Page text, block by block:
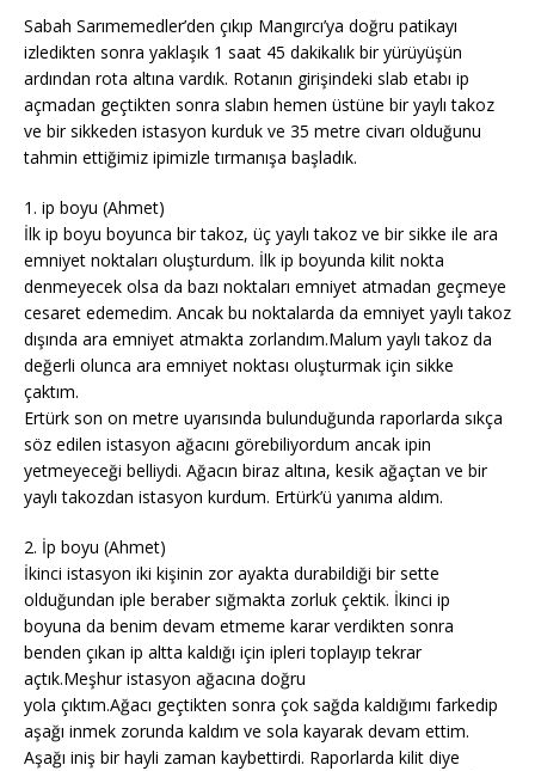
Sabah Sarımemedler’den çıkıp Mangırcı’ya doğru patikayı
izledikten sonra yaklaşık 1 saat 45 dakikalık bir yürüyüşün
ardından rota altına vardık. Rotanın girişindeki slab etabı ip
açmadan geçtikten sonra slabın hemen üstüne bir yaylı takoz
ve bir sikkeden istasyon kurduk ve 35 metre civarı olduğunu
tahmin ettiğimiz ipimizle tırmanışa başladık.
1. ip boyu (Ahmet)
İlk ip boyu boyunca bir takoz, üç yaylı takoz ve bir sikke ile ara
emniyet noktaları oluşturdum. İlk ip boyunda kilit nokta
denmeyecek olsa da bazı noktaları emniyet atmadan geçmeye
cesaret edemedim. Ancak bu noktalarda da emniyet yaylı takoz
dışında ara emniyet atmakta zorlandım.Malum yaylı takoz da
değerli olunca ara emniyet noktası oluşturmak için sikke
çaktım.
Ertürk son on metre uyarısında bulunduğunda raporlarda sıkça
söz edilen istasyon ağacını görebiliyordum ancak ipin
yetmeyeceği belliydi. Ağacın biraz altına, kesik ağaçtan ve bir
yaylı takozdan istasyon kurdum. Ertürk’ü yanıma aldım.
2. İp boyu (Ahmet)
İkinci istasyon iki kişinin zor ayakta durabildiği bir sette
olduğundan iple beraber sığmakta zorluk çektik. İkinci ip
boyuna da benim devam etmeme karar verdikten sonra
benden çıkan ip altta kaldığı için ipleri toplayıp tekrar
açtık.Meşhur istasyon ağacına doğru
yola çıktım.Ağacı geçtikten sonra çok sağda kaldığımı farkedip
aşağı inmek zorunda kaldım ve sola kayarak devam ettim.
Aşağı iniş bir hayli zaman kaybettirdi. Raporlarda kilit diye